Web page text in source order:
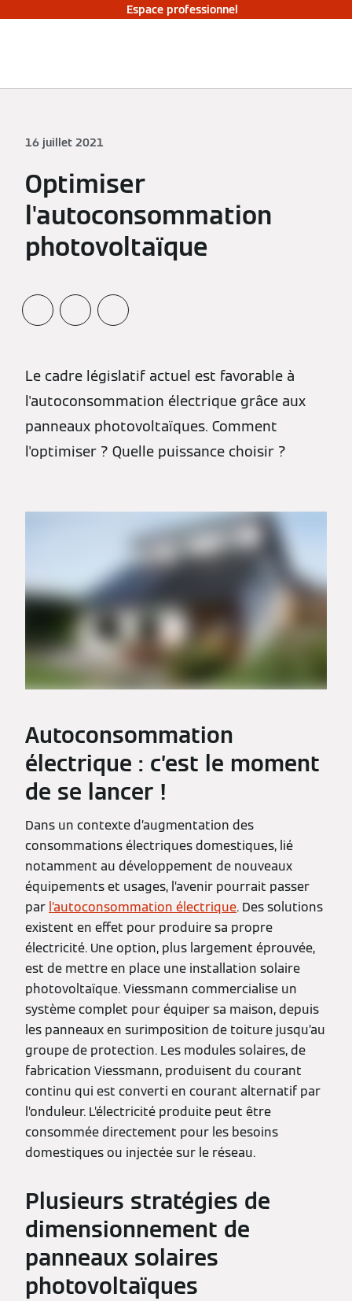
Espace professionnel
16 juillet 2021
Optimiser
l'autoconsommation
photovoltaïque
Le cadre législatif actuel est favorable à
l'autoconsommation électrique grâce aux
panneaux photovoltaïques. Comment
l'optimiser ? Quelle puissance choisir ?
Autoconsommation
électrique : c’est le moment
de se lancer !
Dans un contexte d’augmentation des
consommations électriques domestiques, lié
notamment au développement de nouveaux
équipements et usages, l’avenir pourrait passer
par l’autoconsommation électrique. Des solutions
existent en effet pour produire sa propre
électricité. Une option, plus largement éprouvée,
est de mettre en place une installation solaire
photovoltaïque. Viessmann commercialise un
système complet pour équiper sa maison, depuis
les panneaux en surimposition de toiture jusqu’au
groupe de protection. Les modules solaires, de
fabrication Viessmann, produisent du courant
continu qui est converti en courant alternatif par
l’onduleur. L’électricité produite peut être
consommée directement pour les besoins
domestiques ou injectée sur le réseau.
Plusieurs stratégies de
dimensionnement de
panneaux solaires
photovoltaïques